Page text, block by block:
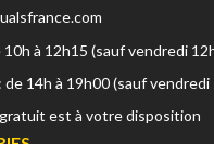
à 12h15 (sauf vendredi
de 14h à 19h00 (sauf vendredi
est à votre disposition